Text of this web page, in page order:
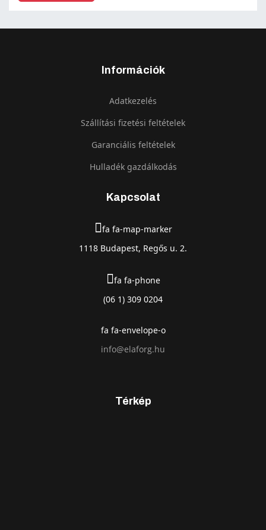
Információk
Adatkezelés
Szállítási fizetési feltételek
Garanciális feltételek
Hulladék gazdálkodás
Kapcsolat
fa fa-map-marker
1118 Budapest, Regős u. 2.
fa fa-phone
(06 1) 309 0204
fa fa-envelope-o
info@elaforg.hu
Térkép